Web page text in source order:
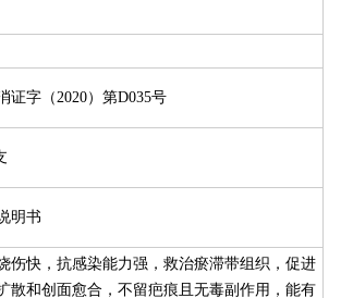
证字（2020）第D035号
明书
伤快，抗感染能力强，救治瘀滞带组织，促进
散和创面愈合，不留疤痕且无毒副作用，能有